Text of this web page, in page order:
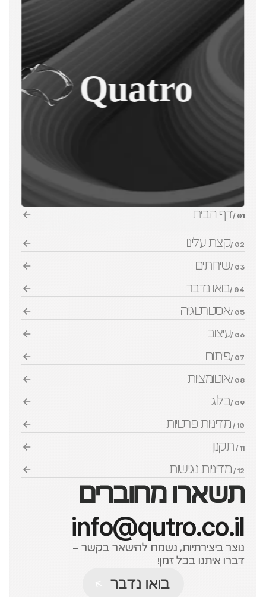
Quatro
קצת עלינו 02 /
דף הבית 01 /
בואו נדבר 04 /
שירותים 03 /
עיצוב 06 /
אסטרטגיה 05 /
אוטומציות 08 /
פיתוח 07 /
מדיניות פרטיות 10 /
בלוג 09 /
מדיניות נגישות 12 /
תקנון 11 /
תשארו מחוברים
info@qutro.co.il
נוצר ביצירתיות, נשמח להישאר בקשר –
דברו איתנו בכל זמן!
בואו נדבר